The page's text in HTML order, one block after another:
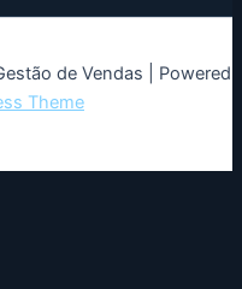
de Vendas | Powered
Theme